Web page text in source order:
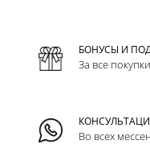
БОНУСЫ И
За все
Во всех